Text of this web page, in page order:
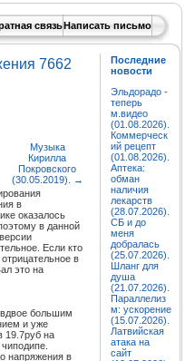
связьНаписать письмо
7662
Музыка
Кирилла
Покровского
(30.05.2019).
→
в
оказалось
в данной
Если кто
в
это на
вдвое большим
и уже
19.7руб на
напряжения в
Последние
новости
Эльдорадо -
теперь
м.видео
(01.08.2026).
Коммерческ
ий рецепт
(01.08.2026).
Аптека:
обман
наличия
лекарств
(28.07.2026).
СБ и до
меня
добралась
(25.07.2026).
Шланг для
душа
(21.07.2026).
Параллелиз
м: ускорение
(15.07.2026).
Латвийская
атака на
сайт